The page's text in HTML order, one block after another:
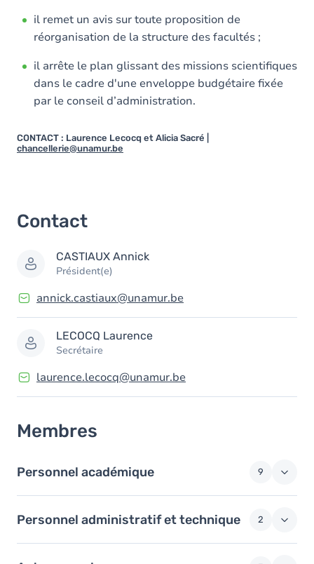
il remet un avis sur toute proposition de
réorganisation de la structure des facultés ;
il arrête le plan glissant des missions scientifiques
dans le cadre d'une enveloppe budgétaire fixée
par le conseil d’administration.
CONTACT : Laurence Lecocq et Alicia Sacré |
chancellerie@unamur.be
Contact
CASTIAUX Annick
Président(e)
annick.castiaux@unamur.be
LECOCQ Laurence
Secrétaire
laurence.lecocq@unamur.be
Membres
Personnel académique 9
Personnel administratif et technique 2